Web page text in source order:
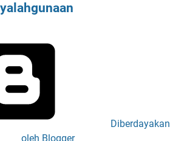
Diberdayakan
oleh Blogger